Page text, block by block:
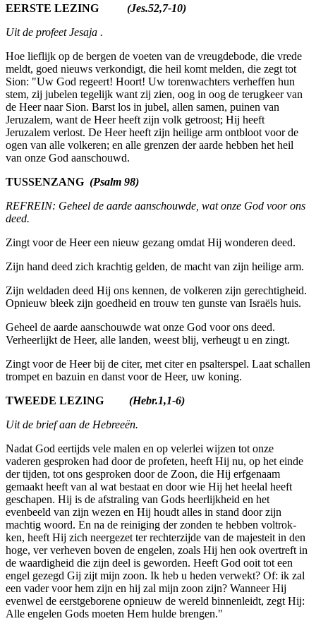
EERSTE LEZING (Jes.52,7-10)
Uit de profeet Jesaja .
Hoe lieflijk op de bergen de voeten van de vreugdebode, die vrede
meldt, goed nieuws verkondigt, die heil komt melden, die zegt tot
Sion: "Uw God regeert! Hoort! Uw torenwachters verheffen hun
stem, zij jubelen tegelijk want zij zien, oog in oog de terugkeer van
de Heer naar Sion. Barst los in jubel, allen samen, puinen van
Jeruzalem, want de Heer heeft zijn volk getroost; Hij heeft
Jeruzalem verlost. De Heer heeft zijn heilige arm ontbloot voor de
ogen van alle volkeren; en alle grenzen der aarde hebben het heil
van onze God aanschouwd.
TUSSENZANG (Psalm 98)
REFREIN: Geheel de aarde aanschouwde, wat onze God voor ons
deed.
Zingt voor de Heer een nieuw gezang omdat Hij wonderen deed.
Zijn hand deed zich krachtig gelden, de macht van zijn heilige arm.
Zijn weldaden deed Hij ons kennen, de volkeren zijn gerechtigheid.
Opnieuw bleek zijn goedheid en trouw ten gunste van Israëls huis.
Geheel de aarde aanschouwde wat onze God voor ons deed.
Verheer­lijkt de Heer, alle landen, weest blij, verheugt u en zingt.
Zingt voor de Heer bij de citer, met citer en psalterspel. Laat schallen
trompet en bazuin en danst voor de Heer, uw koning.
TWEEDE LEZING
(Hebr.1,1-6)
Uit de brief aan de Hebreeën.
Nadat God eertijds vele malen en op velerlei wijzen tot onze
vaderen gesproken had door de profeten, heeft Hij nu, op het einde
der tijden, tot ons gesproken door de Zoon, die Hij erfge­naam
gemaakt heeft van al wat bestaat en door wie Hij het heelal heeft
gescha­pen. Hij is de afstra­ling van Gods heerlijkheid en het
evenbeeld van zijn wezen en Hij houdt alles in stand door zijn
machtig woord. En na de reiniging der zonden te hebben voltrok­
ken, heeft Hij zich neergezet ter rechterzijde van de majesteit in den
hoge, ver verheven boven de engelen, zoals Hij hen ook over­treft in
de waardigheid die zijn deel is geworden. Heeft God ooit tot een
engel gezegd Gij zijt mijn zoon. Ik heb u heden verwekt? Of: ik zal
een vader voor hem zijn en hij zal mijn zoon zijn? Wanneer Hij
evenwel de eerstgeborene opnieuw de wereld binnenleidt, zegt Hij:
Alle engelen Gods moeten Hem hulde brengen."